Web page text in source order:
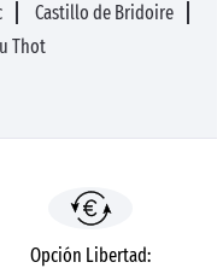
Castillo de Bridoire
Thot
Opción Libertad: